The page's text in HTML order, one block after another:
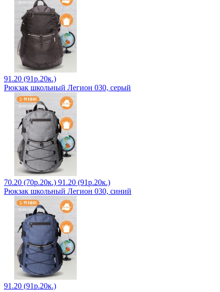
91.20 (91р.20к.)
Рюкзак школьный Легион 030, серый
70.20 (70р.20к.) 91.20 (91р.20к.)
Рюкзак школьный Легион 030, синий
91.20 (91р.20к.)